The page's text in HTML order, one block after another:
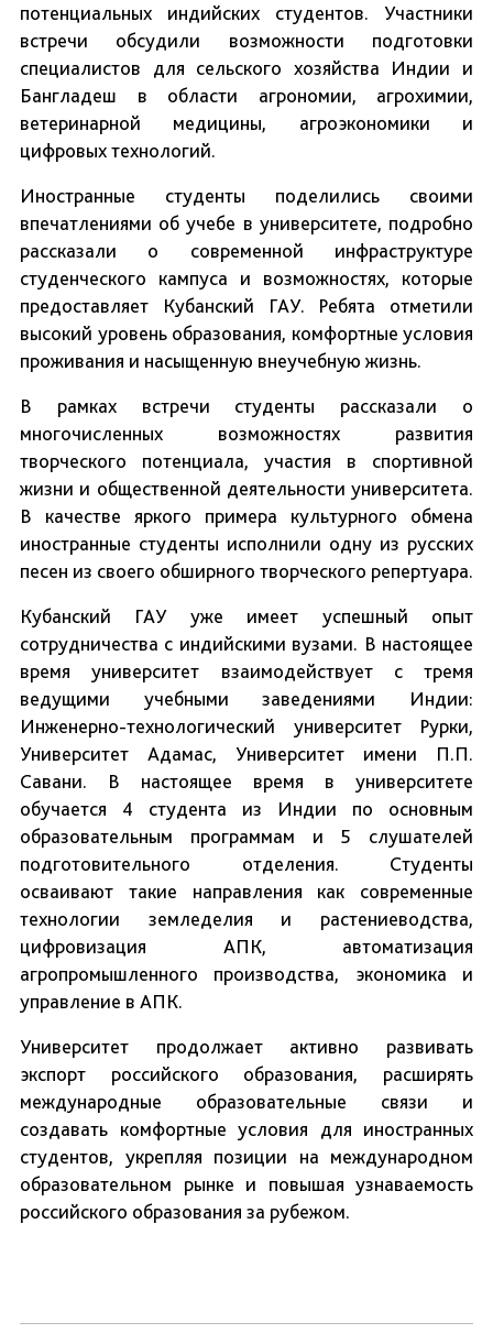
потенциальных индийских студентов. Участники
встречи обсудили возможности подготовки
специалистов для сельского хозяйства Индии и
Бангладеш в области агрономии, агрохимии,
ветеринарной медицины, агроэкономики и
цифровых технологий.
Иностранные студенты поделились своими
впечатлениями об учебе в университете, подробно
рассказали о современной инфраструктуре
студенческого кампуса и возможностях, которые
предоставляет Кубанский ГАУ. Ребята отметили
высокий уровень образования, комфортные условия
проживания и насыщенную внеучебную жизнь.
В рамках встречи студенты рассказали о
многочисленных возможностях развития
творческого потенциала, участия в спортивной
жизни и общественной деятельности университета.
В качестве яркого примера культурного обмена
иностранные студенты исполнили одну из русских
песен из своего обширного творческого репертуара.
Кубанский ГАУ уже имеет успешный опыт
сотрудничества с индийскими вузами. В настоящее
время университет взаимодействует с тремя
ведущими учебными заведениями Индии:
Инженерно-технологический университет Рурки,
Университет Адамас, Университет имени П.П.
Савани. В настоящее время в университете
обучается 4 студента из Индии по основным
образовательным программам и 5 слушателей
подготовительного отделения. Студенты
осваивают такие направления как современные
технологии земледелия и растениеводства,
цифровизация АПК, автоматизация
агропромышленного производства, экономика и
управление в АПК.
Университет продолжает активно развивать
экспорт российского образования, расширять
международные образовательные связи и
создавать комфортные условия для иностранных
студентов, укрепляя позиции на международном
образовательном рынке и повышая узнаваемость
российского образования за рубежом.